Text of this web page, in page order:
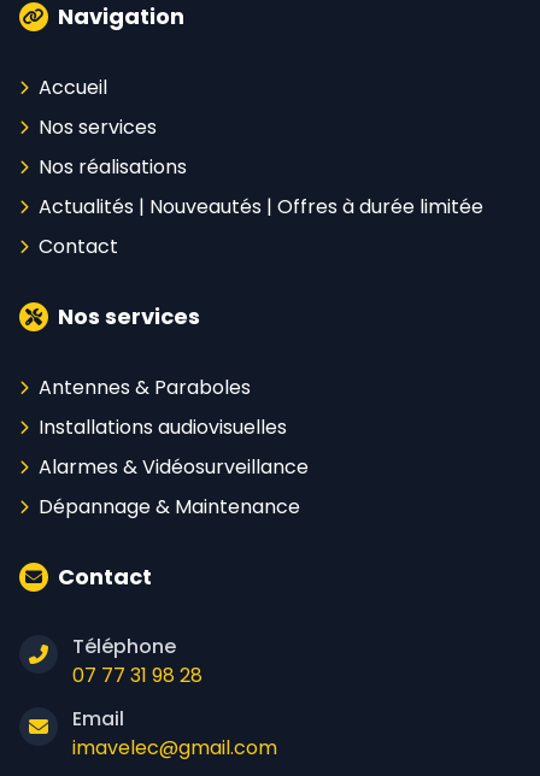
Navigation
Accueil
Nos services
Nos réalisations
Actualités | Nouveautés | Offres à durée limitée
Contact
Nos services
Antennes & Paraboles
Installations audiovisuelles
Alarmes & Vidéosurveillance
Dépannage & Maintenance
Contact
Téléphone
07 77 31 98 28
Email
imavelec@gmail.com